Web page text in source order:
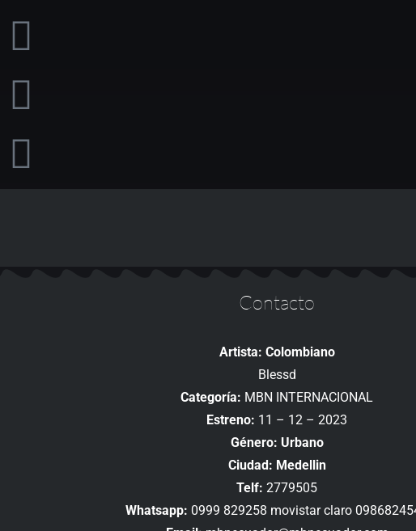
Contacto
Artista: Colombiano
Blessd
Categoría: MBN INTERNACIONAL
Estreno: 11 – 12 – 2023
Género: Urbano
Ciudad: Medellin
Telf: 2779505
Whatsapp: 0999 829258 movistar claro